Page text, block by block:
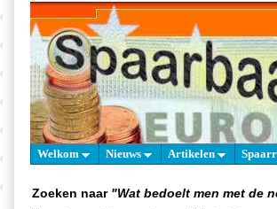
Welkom Nieuws Artikelen
Zoeken naar "Wat bedoelt men met de